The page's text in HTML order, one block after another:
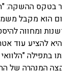
בטקס ההשקה:
הוא מקבל
ומחווה
להציע עוד
בתפילה
המנהרה של